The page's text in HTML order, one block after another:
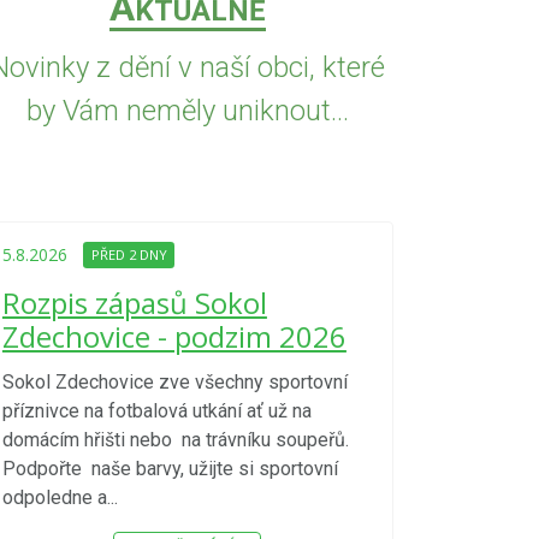
KTUÁLNĚ
z dění v naší obci, které
by Vám neměly uniknout...
5.8.2026 PŘED 2 DNY
Rozpis zápasů Sokol
Zdechovice - podzim 2026
Sokol Zdechovice zve všechny sportovní
příznivce na fotbalová utkání ať už na
domácím hřišti nebo na trávníku soupeřů.
Podpořte naše barvy, užijte si sportovní
odpoledne a...